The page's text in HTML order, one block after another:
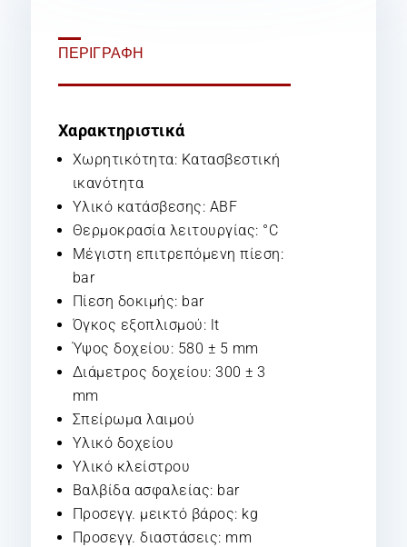
ΠΕΡΙΓΡΑΦΉ
Χαρακτηριστικά
Χωρητικότητα: Κατασβεστική
ικανότητα
Υλικό κατάσβεσης: ABF
Θερμοκρασία λειτουργίας: °C
Μέγιστη επιτρεπόμενη πίεση:
bar
Πίεση δοκιμής: bar
Όγκος εξοπλισμού: lt
Ύψος δοχείου: 580 ± 5 mm
Διάμετρος δοχείου: 300 ± 3
mm
Σπείρωμα λαιμού
Υλικό δοχείου
Υλικό κλείστρου
Βαλβίδα ασφαλείας: bar
Προσεγγ. μεικτό βάρος: kg
Προσεγγ. διαστάσεις: mm